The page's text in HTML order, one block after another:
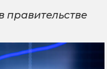
правительстве